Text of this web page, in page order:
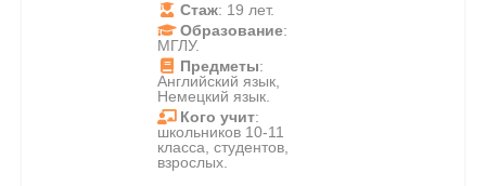
Стаж: 19 лет.
Образование:
МГЛУ.
Предметы:
Английский язык,
Немецкий язык.
Кого учит:
школьников 10-11
класса, студентов,
взрослых.